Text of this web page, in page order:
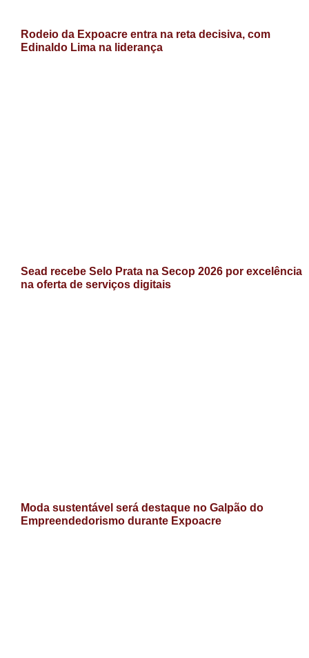
Rodeio da Expoacre entra na reta decisiva, com
Edinaldo Lima na liderança
Sead recebe Selo Prata na Secop 2026 por excelência
na oferta de serviços digitais
Moda sustentável será destaque no Galpão do
Empreendedorismo durante Expoacre